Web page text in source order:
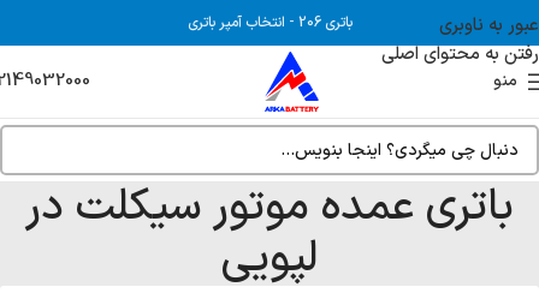
عبور به ناوبری
رفتن به محتوای اصلی
باتری 206 - انتخاب آمپر باتری
منو
باتری عمده موتور سیکلت در
لپویی